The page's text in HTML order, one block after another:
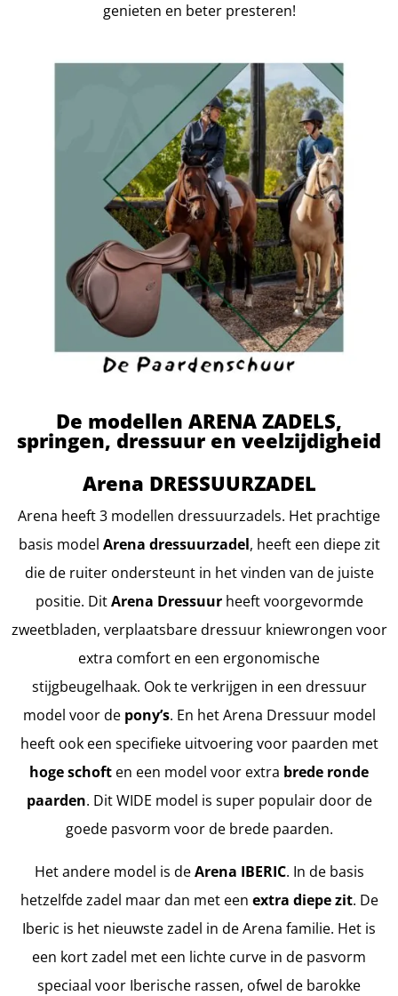
genieten en beter presteren!
De modellen ARENA ZADELS,
springen, dressuur en veelzijdigheid
Arena DRESSUURZADEL
Arena heeft 3 modellen dressuurzadels. Het prachtige
basis model Arena dressuurzadel, heeft een diepe zit
die de ruiter ondersteunt in het vinden van de juiste
positie. DitArena Dressuurheeft voorgevormde
zweetbladen, verplaatsbare dressuur kniewrongen voor
extra comfort en een ergonomische
stijgbeugelhaak. Ook te verkrijgen in een dressuur
model voor depony’s. En het Arena Dressuur model
heeft ook een specifieke uitvoering voor paarden met
hoge schoft en een model voor extra brede ronde
paarden. Dit WIDE model is super populair door de
goede pasvorm voor de brede paarden.
Het andere model is deArena IBERIC. In de basis
hetzelfde zadel maar dan met een extra diepe zit. De
Iberic is het nieuwste zadel in de Arena familie. Het is
een kort zadel met een lichte curve in de pasvorm
speciaal voor Iberische rassen, ofwel de barokke